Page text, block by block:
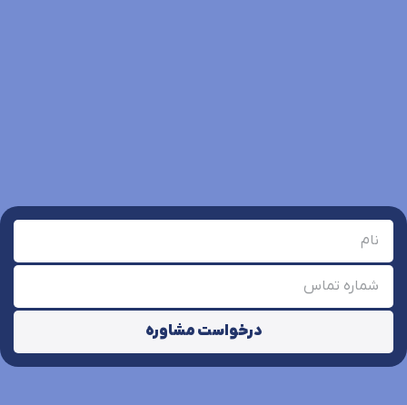
درخواست مشاوره